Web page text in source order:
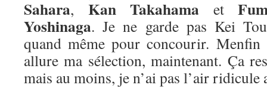
Sahara, Kan Takahama et
Yoshinaga. Je ne garde pas Kei
quand même pour concourir.
allure ma sélection, maintenant. Ça
mais au moins, je n’ai pas l’air ridicule